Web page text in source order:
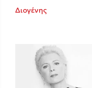
Διογένης